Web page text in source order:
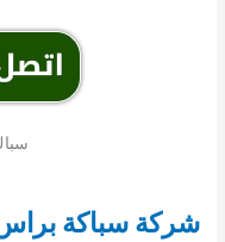
شركة سباكة